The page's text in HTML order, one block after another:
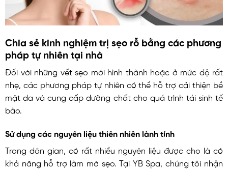
Chia sẻ kinh nghiệm trị sẹo rỗ bằng các phương
pháp tự nhiên tại nhà
Đối với những vết sẹo mới hình thành hoặc ở mức độ rất
nhẹ, các phương pháp tự nhiên có thể hỗ trợ cải thiện bề
mặt da và cung cấp dưỡng chất cho quá trình tái sinh tế
bào.
Sử dụng các nguyên liệu thiên nhiên lành tính
Trong dân gian, có rất nhiều nguyên liệu được cho là có
khả năng hỗ trợ làm mờ sẹo. Tại YB Spa, chúng tôi nhận